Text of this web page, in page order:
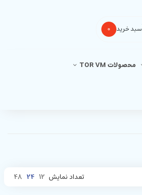
سبد خرید 0
محصولات TOR VM
تعداد نمایش 12
24
48